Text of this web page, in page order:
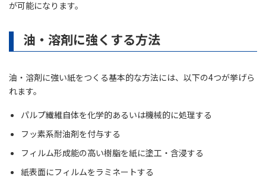
が可能になります。
油・溶剤に強くする方法
油・溶剤に強い紙をつくる基本的な方法には、以下の4つが挙げら
れます。
パルプ繊維自体を化学的あるいは機械的に処理する
フッ素系耐油剤を付与する
フィルム形成能の高い樹脂を紙に塗工・含浸する
紙表面にフィルムをラミネートする